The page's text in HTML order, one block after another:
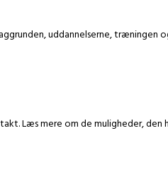
uddannelserne, træningen
Læs mere om de muligheder, den